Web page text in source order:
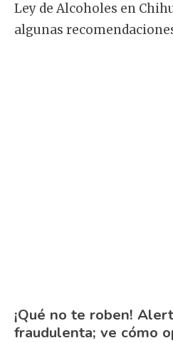
Ley de Alcoholes en
algunas
¡Qué no te roben!
fraudulenta; ve cómo